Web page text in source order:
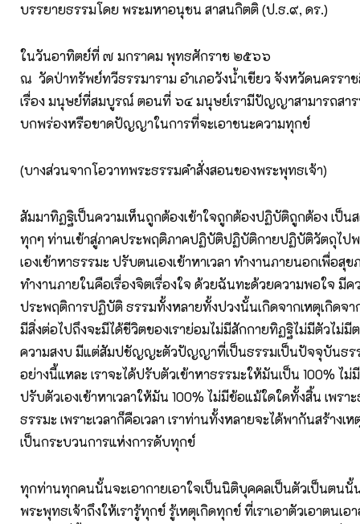
บรรยายธรรมโดย พระมหาอนุชน สาสนกิตติ (ป.ธ.๙, ดร.)
ในวันอาทิตย์ที่ ๗ มกราคม พุทธศักราช ๒๕๖๖
ณ วัดป่าทรัพย์ทวีธรรมาราม อำเภอวังน้ำเขียว จังหวัดนครรา
เรื่อง มนุษย์ที่สมบูรณ์ ตอนที่ ๖๔ มนุษย์เรามีปัญญาสามารถสา
บกพร่องหรือขาดปัญญาในการที่จะเอาชนะความทุกข์
(บางส่วนจากโอวาทพระธรรมคำสั่งสอนของพระพุทธเจ้า)
สัมมาทิฏฐิเป็นความเห็นถูกต้องเข้าใจถูกต้องปฏิบัติถูกต้อง เป็
ทุกๆ ท่านเข้าสู่ภาคประพฤติภาคปฏิบัติปฏิบัติกายปฏิบัติวัตถุไป
เองเข้าหาธรรมะ ปรับตนเองเข้าหาเวลา ทำงานภายนอกเพื่อสุข
ทำงานภายในคือเรื่องจิตเรื่องใจ ด้วยฉันทะด้วยความพอใจ มีค
ประพฤติการปฏิบัติ ธรรมทั้งหลายทั้งปวงนั้นเกิดจากเหตุเกิดจา
มีสิ่งต่อไปถึงจะมีได้ชีวิตของเราย่อมไม่มีสักกายทิฏฐิไม่มีตัวไม่
ความสงบ มีแต่สัมปชัญญะตัวปัญญาที่เป็นธรรมเป็นปัจจุบันธร
อย่างนี้แหละ เราจะได้ปรับตัวเข้าหาธรรมะให้มันเป็น 100% ไ
ปรับตัวเองเข้าหาเวลาให้มัน 100% ไม่มีข้อแม้ใดใดทั้งสิ้น เพรา
ธรรมะ เพราะเวลาก็คือเวลา เราท่านทั้งหลายจะได้พากันสร้างเ
เป็นกระบวนการแห่งการดับทุกข์
ทุกท่านทุกคนนั้นจะเอากายเอาใจเป็นนิติบุคคลเป็นตัวเป็นตนนั้
พระพุทธเจ้าถึงให้เรารู้ทุกข์ รู้เหตุเกิดทุกข์ ที่เราเอาตัวเอาตนเอ